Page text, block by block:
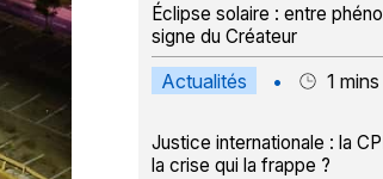
Éclipse solaire : entre
signe du Créateur
Actualités • 1
Justice internationale : la
la crise qui la frappe ?